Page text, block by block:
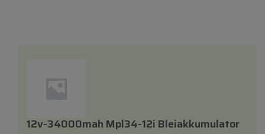
12v-34000mah Mpl34-12i Bleiakkumulator